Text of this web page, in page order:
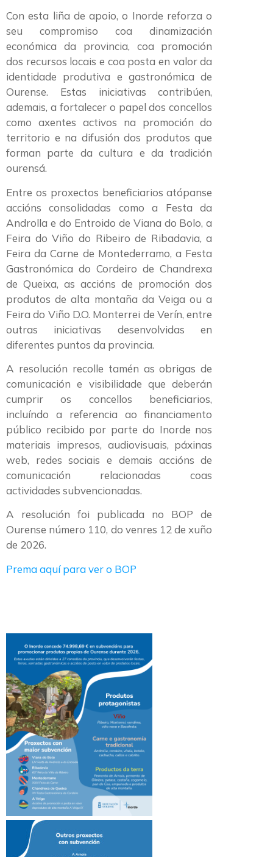
Con esta liña de apoio, o Inorde reforza o
seu compromiso coa dinamización
económica da provincia, coa promoción
dos recursos locais e coa posta en valor da
identidade produtiva e gastronómica de
Ourense. Estas iniciativas contribúen,
ademais, a fortalecer o papel dos concellos
como axentes activos na promoción do
territorio e na difusión dos produtos que
forman parte da cultura e da tradición
ourensá.
Entre os proxectos beneficiarios atópanse
accións consolidadas como a Festa da
Androlla e do Entroido de Viana do Bolo, a
Feira do Viño do Ribeiro de Ribadavia, a
Feira da Carne de Montederramo, a Festa
Gastronómica do Cordeiro de Chandrexa
de Queixa, as accións de promoción dos
produtos de alta montaña da Veiga ou a
Feira do Viño D.O. Monterrei de Verín, entre
outras iniciativas desenvolvidas en
diferentes puntos da provincia.
A resolución recolle tamén as obrigas de
comunicación e visibilidade que deberán
cumprir os concellos beneficiarios,
incluíndo a referencia ao financiamento
público recibido por parte do Inorde nos
materiais impresos, audiovisuais, páxinas
web, redes sociais e demais accións de
comunicación relacionadas coas
actividades subvencionadas.
A resolución foi publicada no BOP de
Ourense número 110, do venres 12 de xuño
de 2026.
Prema aquí para ver o BOP